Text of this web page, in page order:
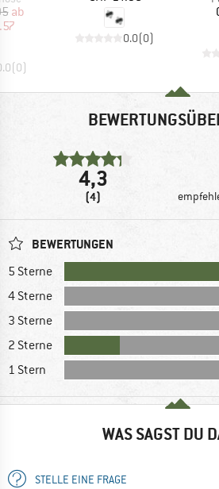
Preis
ab
(0)
0.0(0)
4,3
(4)
BEWERTUNGEN
5 Sterne
4 Sterne
3 Sterne
2 Sterne
1 Stern
WAS SAGST DU
STELLE EINE FRAGE